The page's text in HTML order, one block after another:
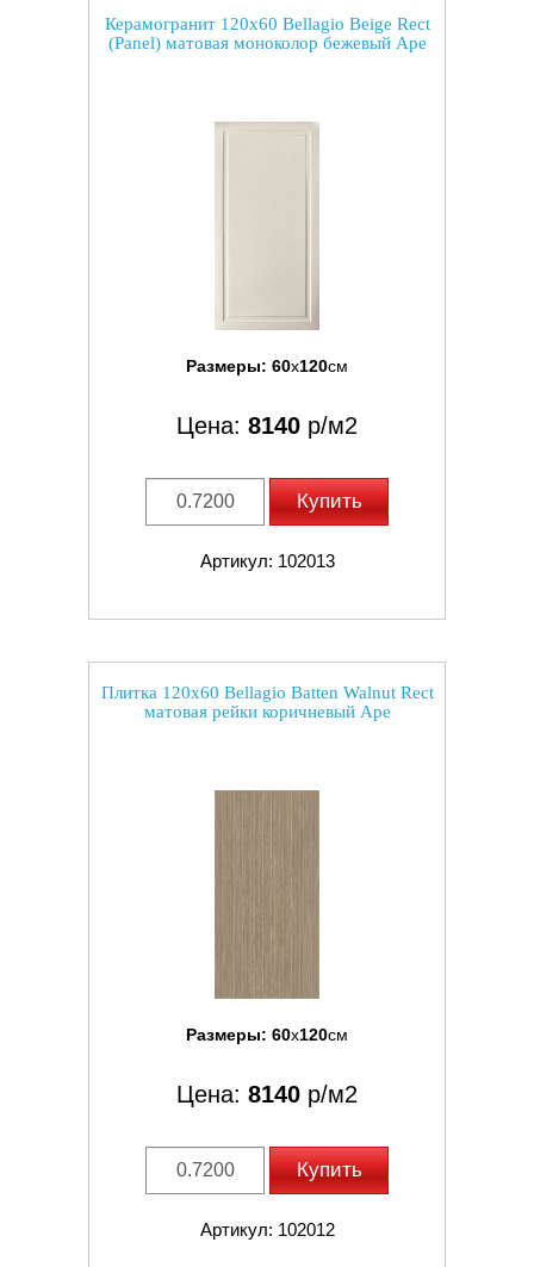
Керамогранит 120x60 Bellagio Beige Rect
(Panel) матовая моноколор бежевый Ape
Размеры: 60x120см
Цена: 8140 р/м2
Купить
Артикул: 102013
Плитка 120x60 Bellagio Batten Walnut Rect
матовая рейки коричневый Ape
Размеры: 60x120см
Цена: 8140 р/м2
Купить
Артикул: 102012